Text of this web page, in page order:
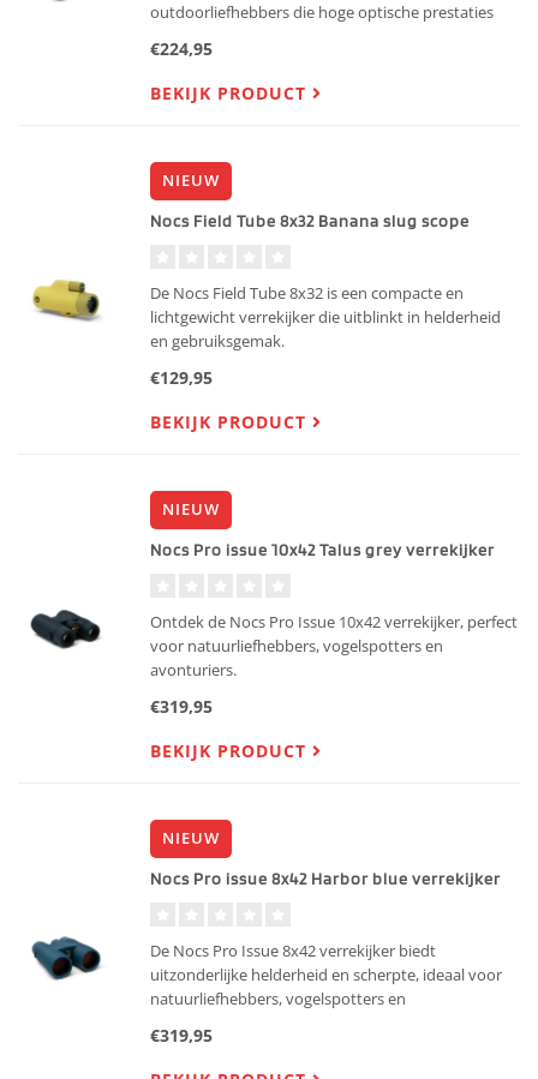
outdoorliefhebbers die hoge optische prestaties
€224,95
BEKIJK PRODUCT
NIEUW
Nocs Field Tube 8x32 Banana slug scope
De Nocs Field Tube 8x32 is een compacte en
lichtgewicht verrekijker die uitblinkt in helderheid
en gebruiksgemak.
€129,95
BEKIJK PRODUCT
NIEUW
Nocs Pro issue 10x42 Talus grey verrekijker
Ontdek de Nocs Pro Issue 10x42 verrekijker, perfect
voor natuurliefhebbers, vogelspotters en
avonturiers.
€319,95
BEKIJK PRODUCT
NIEUW
Nocs Pro issue 8x42 Harbor blue verrekijker
De Nocs Pro Issue 8x42 verrekijker biedt
uitzonderlijke helderheid en scherpte, ideaal voor
natuurliefhebbers, vogelspotters en
€319,95